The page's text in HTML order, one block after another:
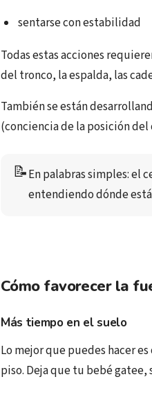
sentarse con estabilidad
Todas estas acciones
del tronco, la espalda, las
También se están
(conciencia de la posición del
📝En palabras simples: el
entendiendo dónde
Cómo favorecer la
Más tiempo en el suelo
Lo mejor que puedes hacer
piso. Deja que tu bebé